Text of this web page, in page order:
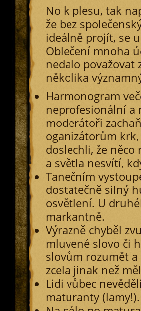
No k plesu, tak
že bez
ideálně projít, se
Oblečení mnoha
nedalo považovat
několika
Harmonogram
neprofesionální a
moderátoři
oganizátorům
doslechli, že
a světla nesvítí,
Tanečním
dostatečně silný
osvětlení. U
markantně.
Výrazně chyběl
mluvené slovo či
slovům rozumět a
zcela jinak než
Lidi vůbec
maturanty (lamy!).